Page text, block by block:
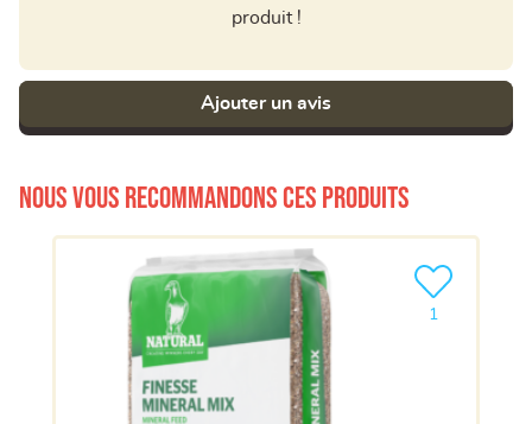
produit !
Ajouter un avis
Nous vous recommandons ces produits
1
Ajouter le